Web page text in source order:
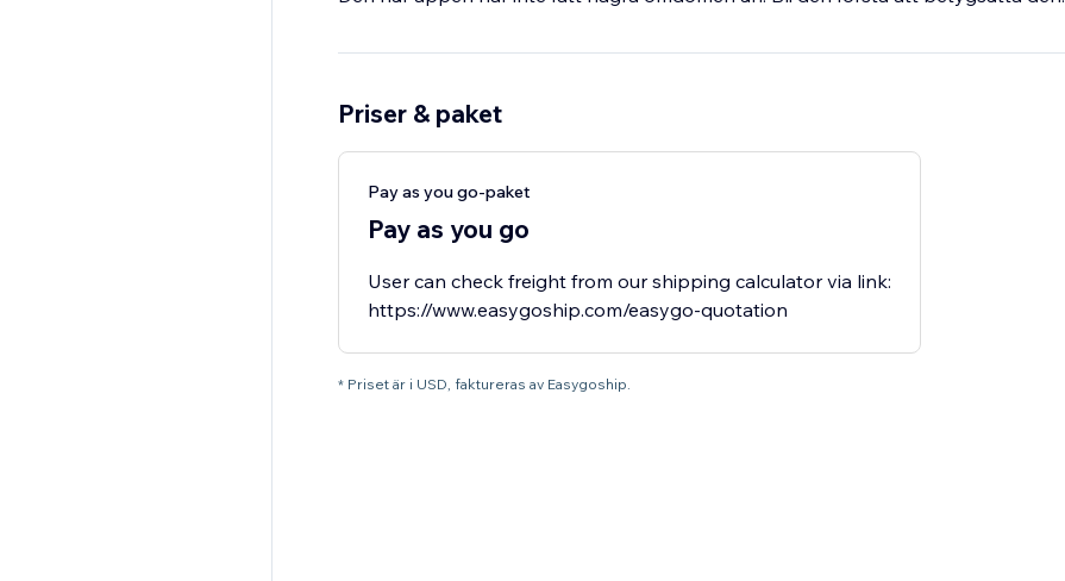
Priser & paket
Pay as you go-paket
Pay as you go
User can check freight from our shipping calculator via link:
https://www.easygoship.com/easygo-quotation
* Priset är i USD, faktureras av Easygoship.